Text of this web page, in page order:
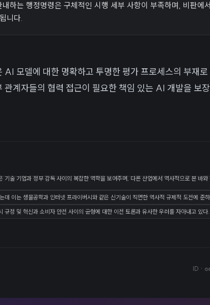
하는 행정명령은 구체적인 시행 세부 사항이 부족하며, 비판에
니다.
모델에 대한 명확하고 투명한 평가 프로세스의 부재로
관계자들의 협력 접근이 필요한 책임 있는 AI 개발을 보
기술 기업과 정부 감독 사이의 복잡한 역학을 보여주며, 다른 산업에서 역사적으로 본 바
데 이는 생물공학과 인터넷 프라이버시와 같은 신기술이 직면한 역사적 규제적 도전에 준
규정 및 혁신과 소비자 안전 사이의 균형에 대한 이전 토론과 유사한 우려를 자아내고 있다.
ID ·